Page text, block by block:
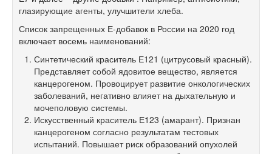
глазирующие агенты, улучшители хлеба.
Список запрещенных Е-добавок в России на 2020 год
включает восемь наименований:
Синтетический краситель Е121 (цитрусовый красный).
Представляет собой ядовитое вещество, является
канцерогеном. Провоцирует развитие онкологических
заболеваний, негативно влияет на дыхательную и
мочеполовую системы.
Искусственный краситель Е123 (амарант). Признан
канцерогеном согласно результатам тестовых
испытаний. Повышает риск образований опухолей